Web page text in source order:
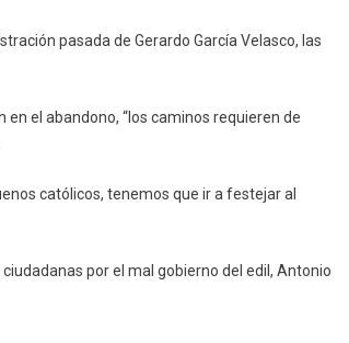
pasada de Gerardo García Velasco, las
el abandono, “los caminos requieren de
católicos, tenemos que ir a festejar al
por el mal gobierno del edil, Antonio